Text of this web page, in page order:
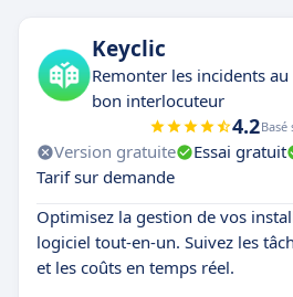
Keyclic
Remonter les incidents au
bon interlocuteur
4.2Basé
Version gratuite Essai gratuit
Tarif sur demande
Optimisez la gestion de vos
logiciel tout-en-un. Suivez les
et les coûts en temps réel.